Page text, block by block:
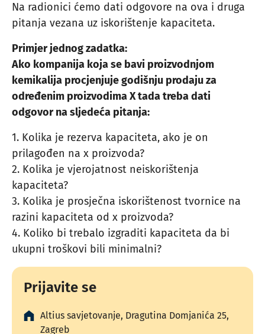
Na radionici ćemo dati odgovore na ova i druga
pitanja vezana uz iskorištenje kapaciteta.
Primjer jednog zadatka:
Ako kompanija koja se bavi proizvodnjom
kemikalija procjenjuje godišnju prodaju za
određenim proizvodima X tada treba dati
odgovor na sljedeća pitanja:
1. Kolika je rezerva kapaciteta, ako je on
prilagođen na x proizvoda?
2. Kolika je vjerojatnost neiskorištenja
kapaciteta?
3. Kolika je prosječna iskorištenost tvornice na
razini kapaciteta od x proizvoda?
4. Koliko bi trebalo izgraditi kapaciteta da bi
ukupni troškovi bili minimalni?
Prijavite se
Altius savjetovanje, Dragutina Domjanića 25,
Zagreb